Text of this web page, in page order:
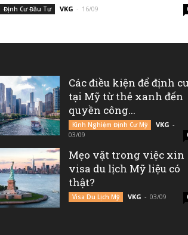
Định Cư Đầu Tư VKG - 16/09
Các điều kiện để định
tại Mỹ từ thẻ xanh đến
quyền công...
Kinh Nghiệm Định Cư Mỹ VKG -
03/09
Mẹo vặt trong việc xin
visa du lịch Mỹ liệu có
thật?
Visa Du Lịch Mỹ VKG - 03/09